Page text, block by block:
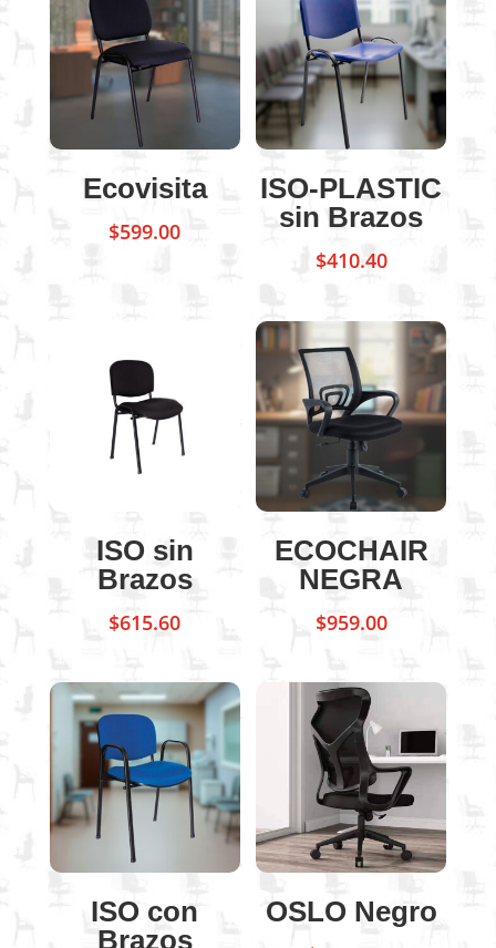
Ecovisita
$599.00
ISO-PLASTIC
sin Brazos
$410.40
ISO sin
Brazos
$615.60
ECOCHAIR
NEGRA
$959.00
ISO con
Brazos
OSLO Negro